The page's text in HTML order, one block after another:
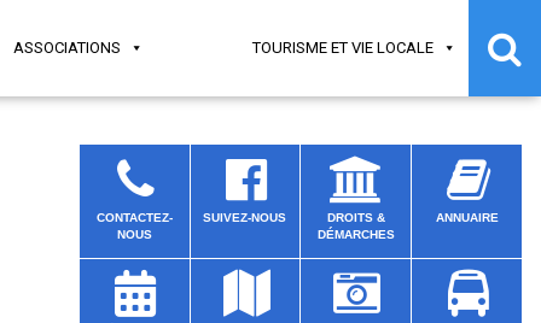
ASSOCIATIONS TOURISME ET VIE LOCALE
CONTACTEZ-
NOUS
SUIVEZ-NOUS
DROITS &
DÉMARCHES
ANNUAIRE